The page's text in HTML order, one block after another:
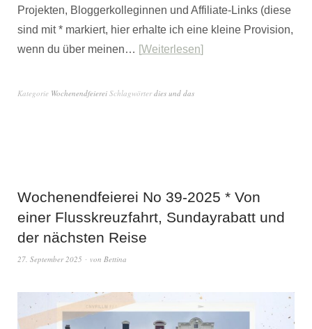
Projekten, Bloggerkolleginnen und Affiliate-Links (diese
sind mit * markiert, hier erhalte ich eine kleine Provision,
wenn du über meinen… Weiterlesen
Kategorie Wochenendfeierei Schlagwörterdies und das
Wochenendfeierei No 39-2025 * Von
einer Flusskreuzfahrt, Sundayrabatt und
der nächsten Reise
27. September 2025 von Bettina